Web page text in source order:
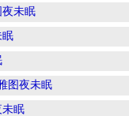
未眠
眠
图夜未眠
未眠